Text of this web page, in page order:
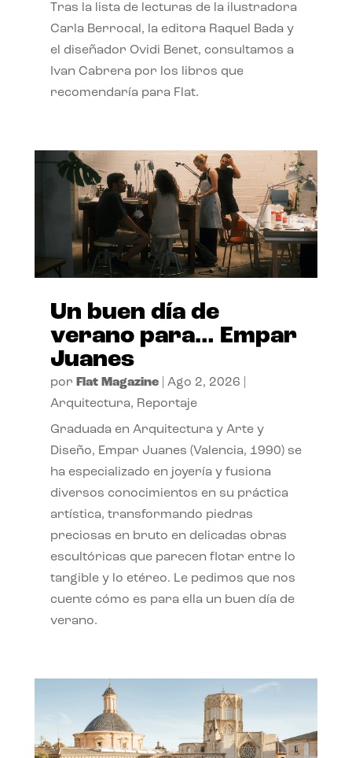
Tras la lista de lecturas de la ilustradora
Carla Berrocal, la editora Raquel Bada y
el diseñador Ovidi Benet, consultamos a
Ivan Cabrera por los libros que
recomendaría para Flat.
Un buen día de
verano para… Empar
Juanes
por Flat Magazine| Ago 2, 2026
Arquitectura, Reportaje
Graduada en Arquitectura y Arte y
Diseño, Empar Juanes (Valencia, 1990) se
ha especializado en joyería y fusiona
diversos conocimientos en su práctica
artística, transformando piedras
preciosas en bruto en delicadas obras
escultóricas que parecen flotar entre lo
tangible y lo etéreo. Le pedimos que nos
cuente cómo es para ella un buen día de
verano.